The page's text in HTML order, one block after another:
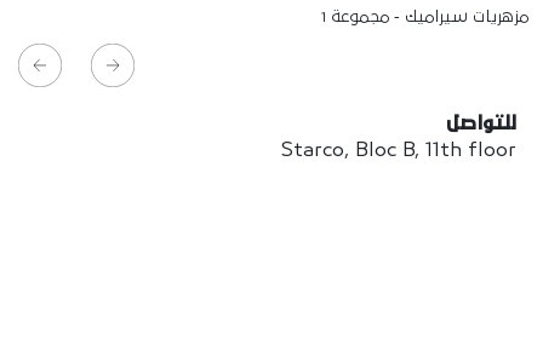
مزهريات سيراميك - مجموعة 1
للتواصل
Starco, Bloc B, 11th floor